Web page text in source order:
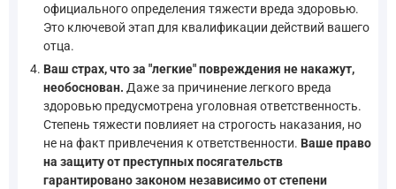
официального определения тяжести вреда здоровью.
Это ключевой этап для квалификации действий вашего
отца.
Ваш страх, что за "легкие" повреждения не накажут,
необоснован. Даже за причинение легкого вреда
здоровью предусмотрена уголовная ответственность.
Степень тяжести повлияет на строгость наказания, но
не на факт привлечения к ответственности. Ваше право
на защиту от преступных посягательств
гарантировано законом независимо от степени